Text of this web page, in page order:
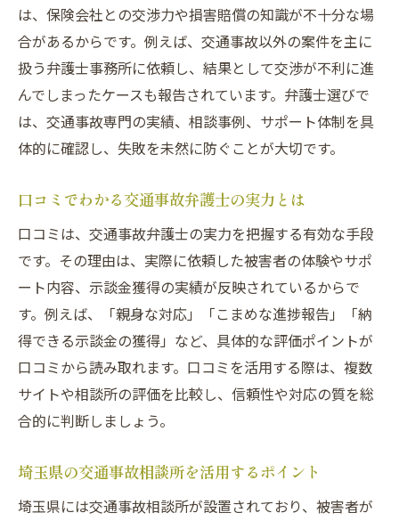
弁護士による交通事故示談交渉の安心サポ
ート
埼玉県内で利用できる交通事故無料相談先
交通事故相談を有効活用した交渉手順のコ
ツ
交通事故示談金の相場理解と損をしない方
損をしないための交通事故示談金アップの秘訣
交通事故示談金アップに役立つ交渉術
示談金の相場と交通事故の慰謝料の違いを
解説
交通事故で損をしないための証拠集めのポ
イント
弁護士基準での交通事故慰謝料請求の流れ
裏技
交通事故示談で後悔しないためのポイント
は、保険会社との交渉力や損害賠償の知識が不十分な場
合があるからです。例えば、交通事故以外の案件を主に
扱う弁護士事務所に依頼し、結果として交渉が不利に進
んでしまったケースも報告されています。弁護士選びで
は、交通事故専門の実績、相談事例、サポート体制を具
体的に確認し、失敗を未然に防ぐことが大切です。
口コミでわかる交通事故弁護士の実力とは
口コミは、交通事故弁護士の実力を把握する有効な手段
です。その理由は、実際に依頼した被害者の体験やサポ
ート内容、示談金獲得の実績が反映されているからで
す。例えば、「親身な対応」「こまめな進捗報告」「納
得できる示談金の獲得」など、具体的な評価ポイントが
口コミから読み取れます。口コミを活用する際は、複数
サイトや相談所の評価を比較し、信頼性や対応の質を総
合的に判断しましょう。
埼玉県の交通事故相談所を活用するポイント
埼玉県には交通事故相談所が設置されており、被害者が